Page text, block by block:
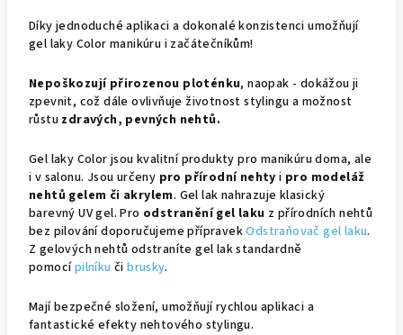
Díky jednoduché aplikaci a dokonalé konzistenci umožňují
gel laky Color manikúru i začátečníkům!
Nepoškozují přirozenou ploténku, naopak - dokážou ji
zpevnit, což dále ovlivňuje životnost stylingu a možnost
růstu zdravých, pevných nehtů.
Gel laky Color jsou kvalitní produkty pro manikúru doma, ale
i v salonu. Jsou určeny pro přírodní nehty i pro modeláž
nehtů gelem či akrylem. Gel lak nahrazuje klasický
barevný UV gel. Pro odstranění gel laku z přírodních nehtů
bez pilování doporučujeme přípravekOdstraňovač gel laku.
Z gelových nehtů odstraníte gel lak standardně
pomocípilníku čibrusky.
Mají bezpečné složení, umožňují rychlou aplikaci a
fantastické efekty nehtového stylingu.